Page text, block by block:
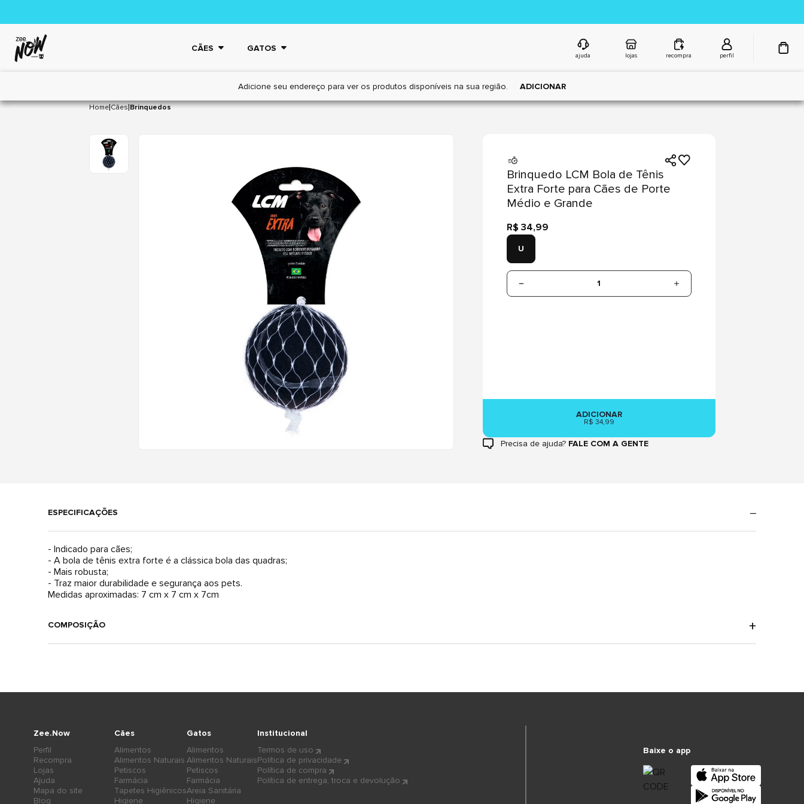
CÃES GATOS
ajuda lojas recompra perfil
Adicione seu endereço para ver os produtos disponíveis na sua região. ADICIONAR
Home|Cães|Brinquedos
Brinquedo LCM Bola de Tênis
Extra Forte para Cães de Porte
Médio e Grande
R$ 34,99
U
1
ADICIONAR
R$ 34,99
Precisa de ajuda? FALE COM A GENTE
ESPECIFICAÇÕES
- Indicado para cães;
- A bola de tênis extra forte é a clássica bola das quadras;
- Mais robusta;
- Traz maior durabilidade e segurança aos pets.
Medidas aproximadas: 7 cm x 7 cm x 7cm
COMPOSIÇÃO
Cães
Alimentos
Alimentos Naturais
Petiscos
Farmácia
Tapetes Higiênicos
Higiene
Gatos
Alimentos
Alimentos Naturais
Petiscos
Farmácia
Areia Sanitária
Higiene
Zee.Now
Perfil
Recompra
Lojas
Ajuda
Mapa do site
Blog
Institucional
Termos de uso
Política de privacidade
Política de compra
Política de entrega, troca e devolução
Baixe o app